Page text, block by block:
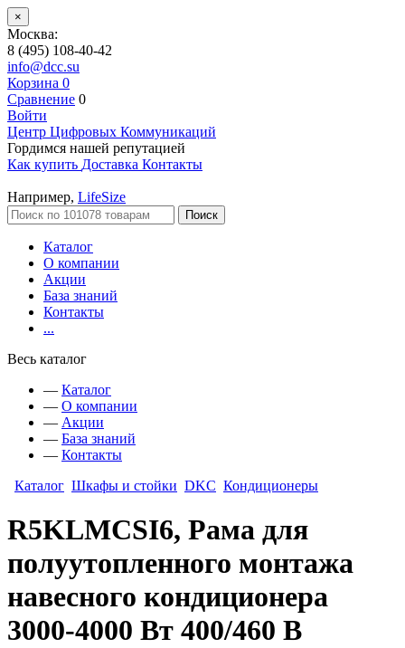
×
Москва:
8 (495) 108-40-42
info@dcc.su
Корзина 0
Сравнение 0
Войти
Центр Цифровых Коммуникаций
Гордимся нашей репутацией
Как купить Доставка Контакты
Например, LifeSize
Поиск
Каталог
О компании
Акции
База знаний
Контакты
...
Весь каталог
— Каталог
— О компании
— Акции
— База знаний
— Контакты
Каталог Шкафы и стойки DKC Кондиционеры
R5KLMCSI6, Рама для
полуутопленного монтажа
навесного кондиционера
3000-4000 Вт 400/460 В